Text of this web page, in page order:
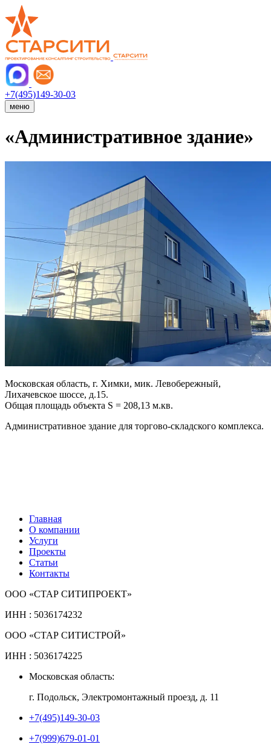
+7(495)149-30-03
меню
«Административное здание»
Московская область, г. Химки, мик. Левобережный,
Лихачевское шоссе, д.15.
Общая площадь объекта S = 208,13 м.кв.
Административное здание для торгово-складского комплекса.
Главная
О компании
Услуги
Проекты
Статьи
Контакты
ООО «СТАР СИТИПРОЕКТ»
ИНН : 5036174232
ООО «СТАР СИТИСТРОЙ»
ИНН : 5036174225
Московская область:
г. Подольск, Электромонтажный проезд, д. 11
+7(495)149-30-03
+7(999)679-01-01